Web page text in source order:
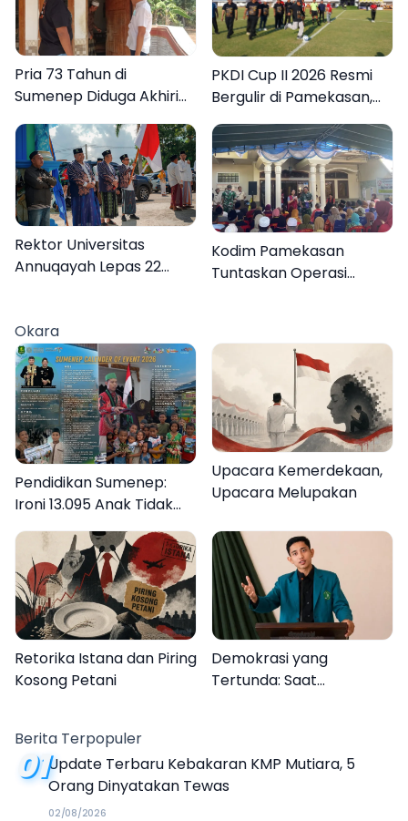
Pria 73 Tahun di
Sumenep Diduga Akhiri
PKDI Cup II 2026 Resmi
Bergulir di Pamekasan,
Desa se-Madura Rebut
Tiket ke Tingkat Nasional
Rektor Universitas
Annuqayah Lepas 22
Suci dan Jeddah
Kodim Pamekasan
Tuntaskan Operasi
Lebih Jelas
Okara
Pendidikan Sumenep:
Ironi 13.095 Anak Tidak
Sekolah Menyaksikan
Semarak Festival
Kalender Event 2026
Upacara Kemerdekaan,
Upacara Melupakan
Retorika Istana dan Piring
Kosong Petani
Demokrasi yang
Tertunda: Saat
Berita Terpopuler
01Update Terbaru Kebakaran KMP Mutiara, 5
Orang Dinyatakan Tewas
02/08/2026